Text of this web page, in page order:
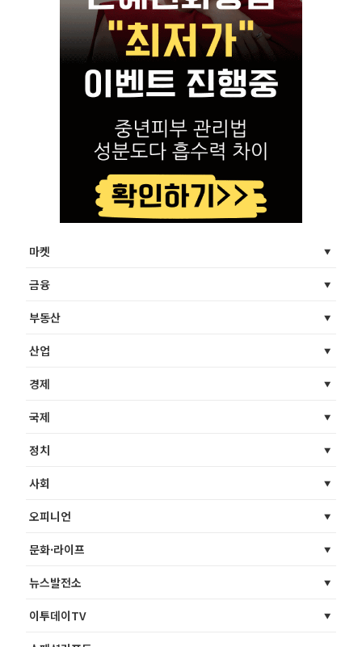
마켓
금융
부동산
산업
경제
국제
정치
사회
오피니언
문화·라이프
뉴스발전소
이투데이TV